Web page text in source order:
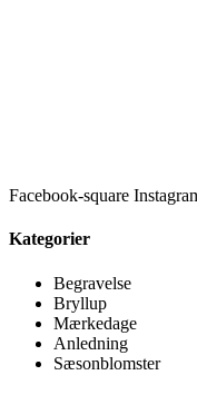
Facebook-square
Kategorier
Begravelse
Bryllup
Mærkedage
Anledning
Sæsonblomster